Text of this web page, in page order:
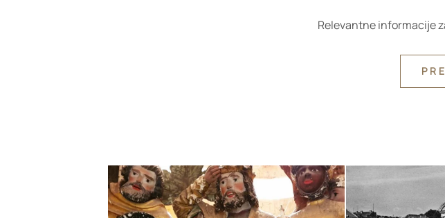
Relevantne informacije